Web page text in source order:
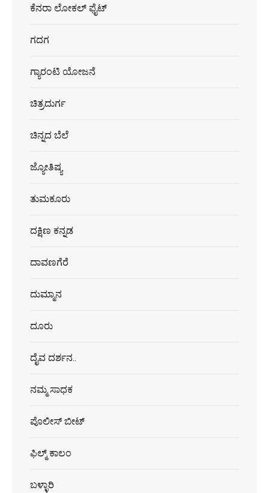
ಕೆನರಾ ಲೋಕಲ್ ಫೈಟ್
ಗದಗ
ಗ್ಯಾರಂಟಿ ಯೋಜನೆ
ಚಿತ್ರದುರ್ಗ
ಚಿನ್ನದ ಬೆಲೆ
ಜ್ಯೋತಿಷ್ಯ
ತುಮಕೂರು
ದಕ್ಷಿಣ ಕನ್ನಡ
ದಾವಣಗೆರೆ
ದುಮ್ಮಾನ
ದೂರು
ದೈವ ದರ್ಶನ..
ನಮ್ಮ ಸಾಧಕ
ಪೊಲೀಸ್ ಬೀಟ್
ಫಿಲ್ಮ್ ಕಾಲಂ
ಬಳ್ಳಾರಿ